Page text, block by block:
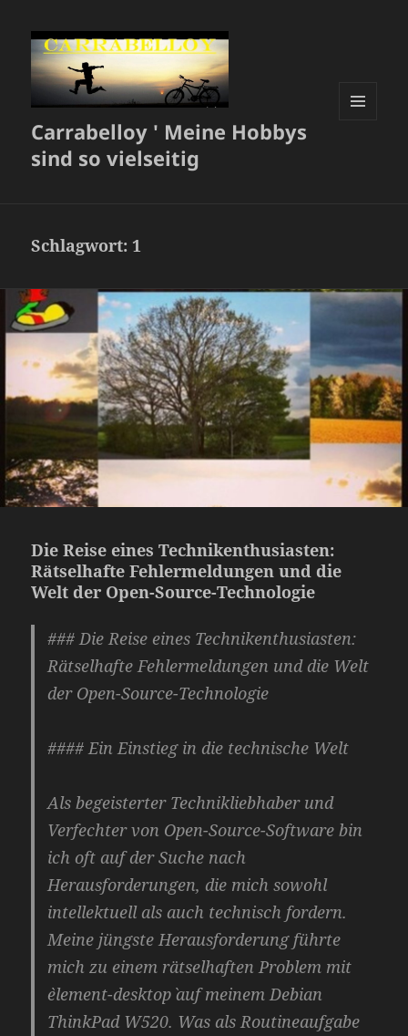
Carrabelloy ' Meine Hobbys
sind so vielseitig
Schlagwort: 1
Die Reise eines Technikenthusiasten:
Rätselhafte Fehlermeldungen und die
Welt der Open-Source-Technologie
### Die Reise eines Technikenthusiasten:
Rätselhafte Fehlermeldungen und die Welt
der Open-Source-Technologie
#### Ein Einstieg in die technische Welt
Als begeisterter Technikliebhaber und
Verfechter von Open-Source-Software bin
ich oft auf der Suche nach
Herausforderungen, die mich sowohl
intellektuell als auch technisch fordern.
Meine jüngste Herausforderung führte
mich zu einem rätselhaften Problem mit
`element-desktop` auf meinem Debian
ThinkPad W520. Was als Routineaufgabe